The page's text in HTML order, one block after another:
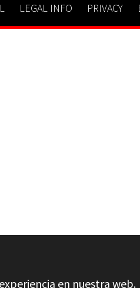
LEGAL INFO PRIVACY
en nuestra web.